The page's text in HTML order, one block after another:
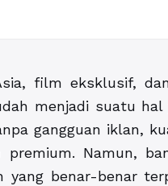
film eksklusif,
menjadi suatu
gangguan iklan,
Namun,
benar-benar